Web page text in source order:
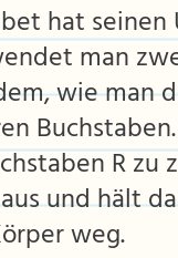
hat seinen
man
wie man
R zu
und hält
weg.